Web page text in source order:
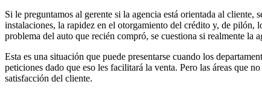
Si le preguntamos al gerente si la agencia está orientada al cliente,
instalaciones, la rapidez en el otorgamiento del crédito y, de pilón,
problema del auto que recién compró, se cuestiona si realmente la
Esta es una situación que puede presentarse cuando los
peticiones dado que eso les facilitará la venta. Pero las áreas que
satisfacción del cliente.